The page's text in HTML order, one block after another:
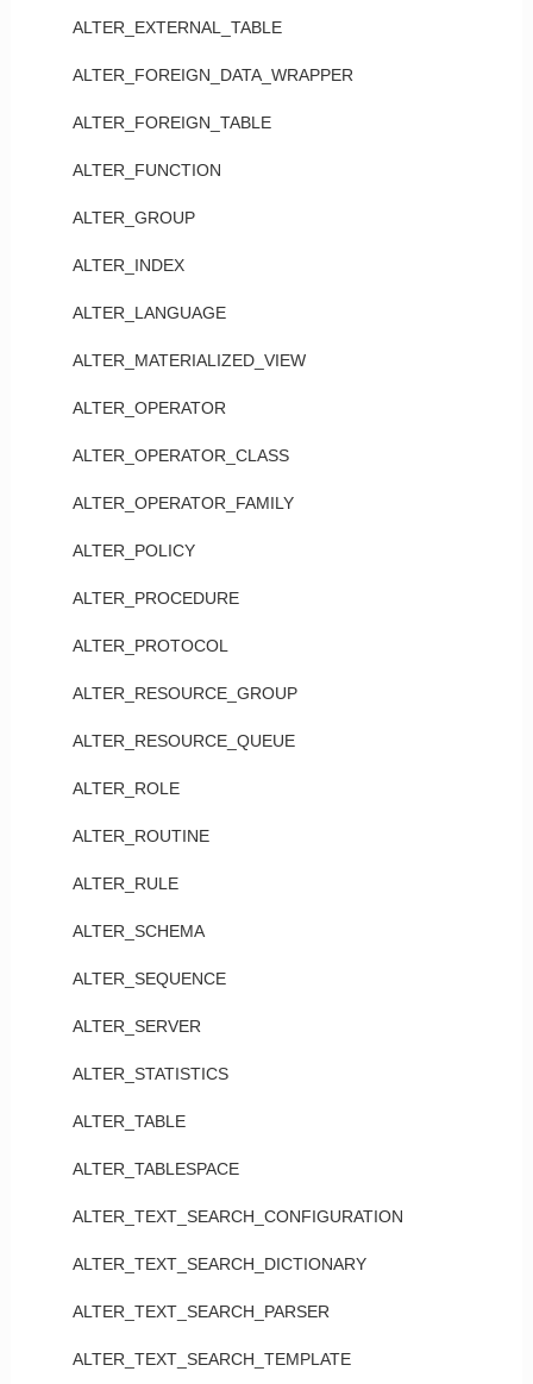
ALTER_EXTERNAL_TABLE
ALTER_FOREIGN_DATA_WRAPPER
ALTER_FOREIGN_TABLE
ALTER_FUNCTION
ALTER_GROUP
ALTER_INDEX
ALTER_LANGUAGE
ALTER_MATERIALIZED_VIEW
ALTER_OPERATOR
ALTER_OPERATOR_CLASS
ALTER_OPERATOR_FAMILY
ALTER_POLICY
ALTER_PROCEDURE
ALTER_PROTOCOL
ALTER_RESOURCE_GROUP
ALTER_RESOURCE_QUEUE
ALTER_ROLE
ALTER_ROUTINE
ALTER_RULE
ALTER_SCHEMA
ALTER_SEQUENCE
ALTER_SERVER
ALTER_STATISTICS
ALTER_TABLE
ALTER_TABLESPACE
ALTER_TEXT_SEARCH_CONFIGURATION
ALTER_TEXT_SEARCH_DICTIONARY
ALTER_TEXT_SEARCH_PARSER
ALTER_TEXT_SEARCH_TEMPLATE